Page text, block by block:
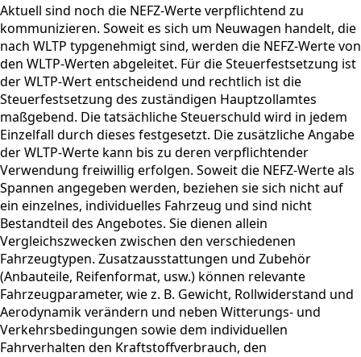
Aktuell sind noch die NEFZ-Werte verpflichtend zu
kommunizieren. Soweit es sich um Neuwagen handelt, die
nach WLTP typgenehmigt sind, werden die NEFZ-Werte von
den WLTP-Werten abgeleitet. Für die Steuerfestsetzung ist
der WLTP-Wert entscheidend und rechtlich ist die
Steuerfestsetzung des zuständigen Hauptzollamtes
maßgebend. Die tatsächliche Steuerschuld wird in jedem
Einzelfall durch dieses festgesetzt. Die zusätzliche Angabe
der WLTP-Werte kann bis zu deren verpflichtender
Verwendung freiwillig erfolgen. Soweit die NEFZ-Werte als
Spannen angegeben werden, beziehen sie sich nicht auf
ein einzelnes, individuelles Fahrzeug und sind nicht
Bestandteil des Angebotes. Sie dienen allein
Vergleichszwecken zwischen den verschiedenen
Fahrzeugtypen. Zusatzausstattungen und Zubehör
(Anbauteile, Reifenformat, usw.) können relevante
Fahrzeugparameter, wie z. B. Gewicht, Rollwiderstand und
Aerodynamik verändern und neben Witterungs- und
Verkehrsbedingungen sowie dem individuellen
Fahrverhalten den Kraftstoffverbrauch, den